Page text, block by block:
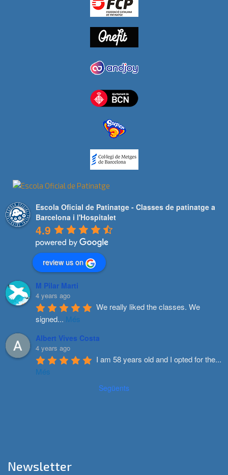
Escola Oficial de Patinatge - Classes de patinatge a
Barcelona i l'Hospitalet
4.9
review us on
M Pilar Marti
4 years ago
We really liked the classes. We
signed... Més
Albert Vives Costa
4 years ago
I am 58 years old and I opted for the...
Més
Següents
Newsletter